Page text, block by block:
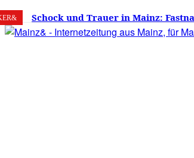
6. August 2026 20.8 Mainz
Schock und Trauer in Mainz:
60 Jahren gestorben – Was ist die